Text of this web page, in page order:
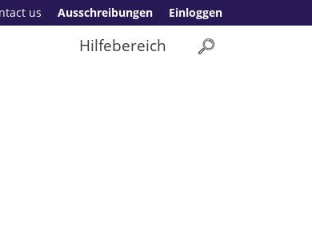
Einloggen
Ausschreibungen
us
Hilfebereich